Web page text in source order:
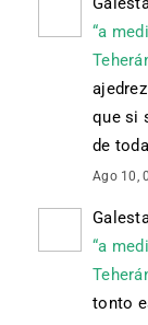
“a
que si
de
Ago 10,
“a
tonto